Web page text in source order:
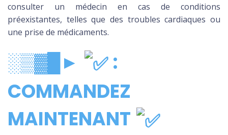
consulter un médecin en cas de conditions
préexistantes, telles que des troubles cardiaques ou
une prise de médicaments.
░▒▓█►
:
COMMANDEZ
MAINTENANT